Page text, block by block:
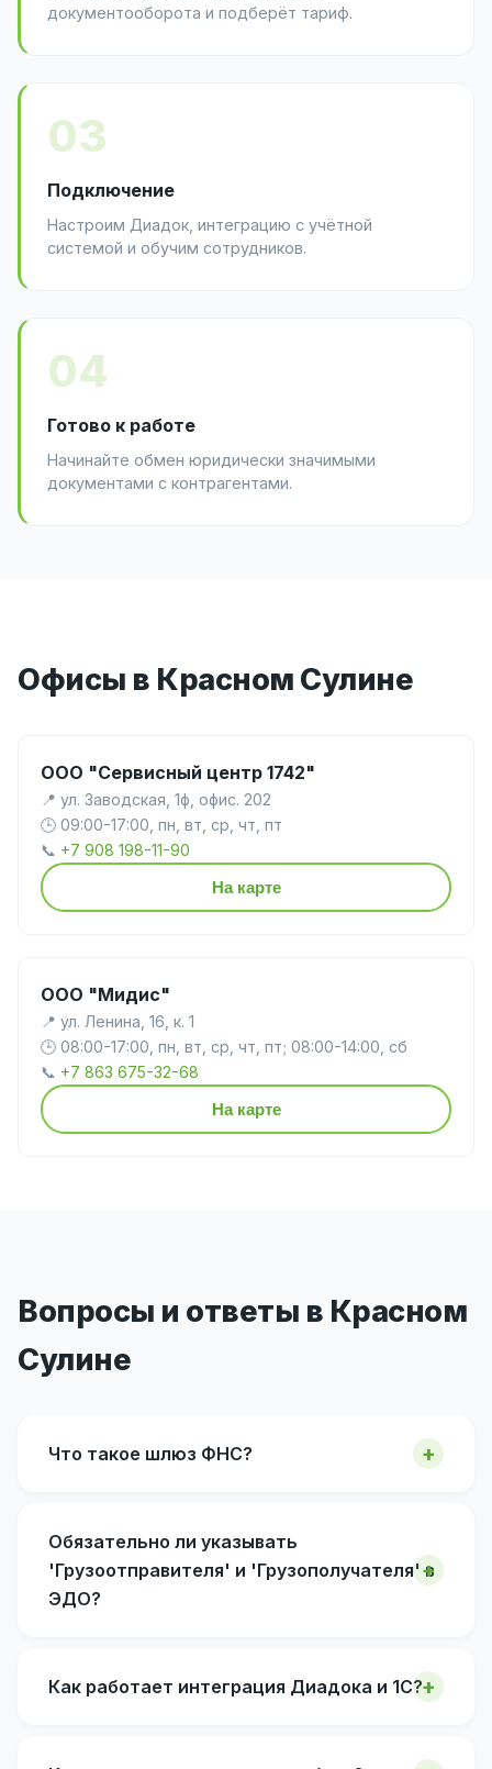
документооборота и подберёт тариф.
03
Подключение
Настроим Диадок, интеграцию с учётной
системой и обучим сотрудников.
04
Готово к работе
Начинайте обмен юридически значимыми
документами с контрагентами.
Офисы в Красном Сулине
ООО "Сервисный центр 1742"
📍 ул. Заводская, 1ф, офис. 202
🕒 09:00-17:00, пн, вт, ср, чт, пт
📞 +7 908 198-11-90
На карте
ООО "Мидис"
📍 ул. Ленина, 16, к. 1
🕒 08:00-17:00, пн, вт, ср, чт, пт; 08:00-14:00, сб
📞 +7 863 675-32-68
На карте
Вопросы и ответы в Красном
Сулине
Что такое шлюз ФНС?
Обязательно ли указывать
'Грузоотправителя' и 'Грузополучателя' в
ЭДО?
Как работает интеграция Диадока и 1С?